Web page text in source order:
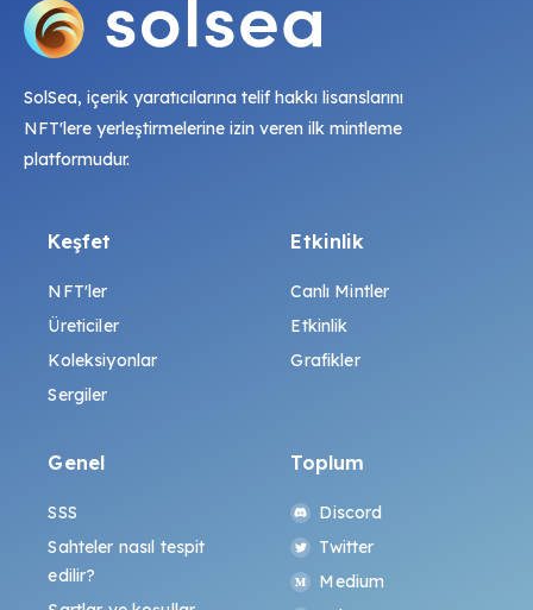
SolSea, içerik yaratıcılarına telif hakkı lisanslarını
NFT'lere yerleştirmelerine izin veren ilk mintleme
platformudur.
Keşfet
NFT'ler
Üreticiler
Koleksiyonlar
Sergiler
Etkinlik
Canlı Mintler
Etkinlik
Grafikler
Genel
SSS
Sahteler nasıl tespit
edilir?
Toplum
Discord
Twitter
Medium